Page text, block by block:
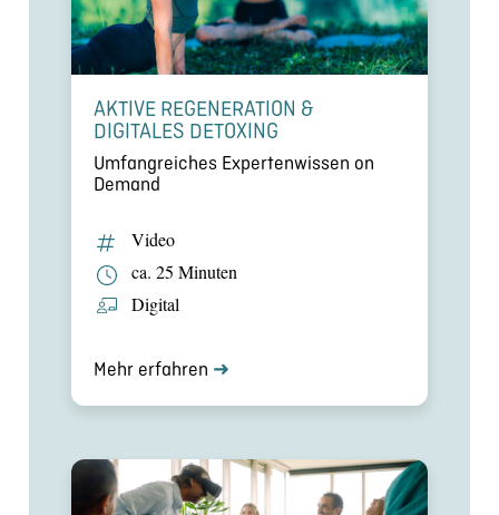
AKTIVE REGENE­RA­TION &
DIGITALES DETOXING
Umfang­rei­ches Exper­ten­wis­sen on
Demand
Video
ca. 25 Minuten
Digital
Mehr erfahren ➜